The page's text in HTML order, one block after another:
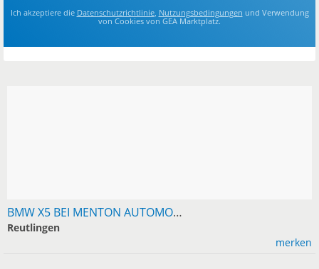
Ich akzeptiere die Datenschutzrichtlinie, Nutzungsbedingungen und Verwendung
von Cookies von GEA Marktplatz.
BMW X5 BEI MENTON AUTOMOBILCENTER REUTLINGEN
Reutlingen
merken